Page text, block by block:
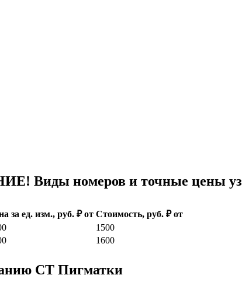
Виды номеров и точные цены
за ед. изм., руб. ₽ от Стоимость, руб. ₽ от
1500
1600
СТ Пигматки